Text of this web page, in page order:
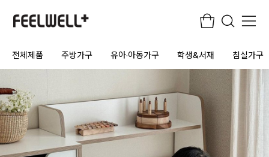
전체제품 주방가구 유아·아동가구 학생&서재 침실가구